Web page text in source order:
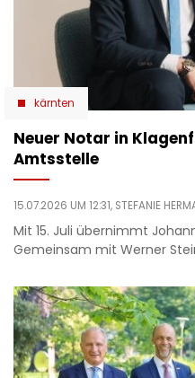
kärnten
Neuer Notar in
Amtsstelle
15.07.2026 UM 12:31, STEFANIE
Mit 15. Juli übernimmt
Gemeinsam mit Werner